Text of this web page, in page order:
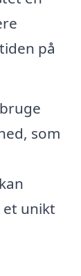
på
som
et unikt